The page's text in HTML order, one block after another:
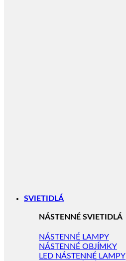
SVIETIDLÁ
NÁSTENNÉ SVIETIDLÁ
NÁSTENNÉ LAMPY
NÁSTENNÉ OBJÍMKY
LED NÁSTENNÉ LAMPY